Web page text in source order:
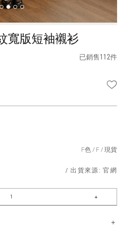
寬版短袖襯衫
已銷售112件
F色 F 現貨
/ 出貨來源:官網